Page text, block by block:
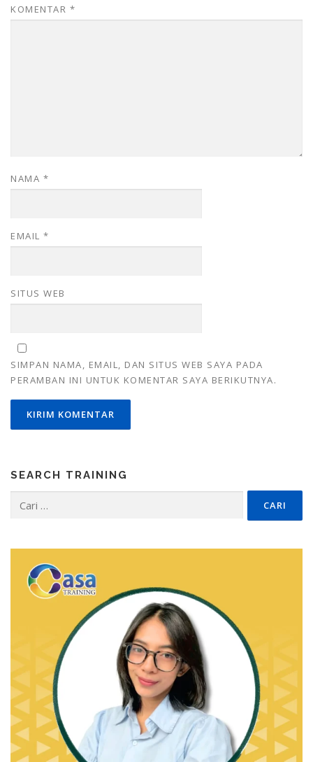
KOMENTAR *
NAMA *
EMAIL *
SITUS WEB
SIMPAN NAMA, EMAIL, DAN SITUS WEB SAYA PADA
PERAMBAN INI UNTUK KOMENTAR SAYA BERIKUTNYA.
SEARCH TRAINING
untuk: